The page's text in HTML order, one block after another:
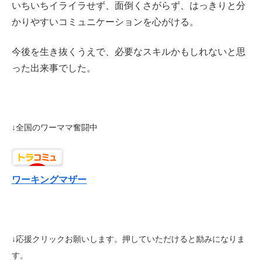
いちいちイライラせず、面倒くさがらず、はっきりと分
かりやすいコミュニケーションを心がける。
今後を生き抜くうえで、必要なスキルかもしれないと思
った出来事でした。
↓全国のワーママ奮闘中
ワーキングマザー
↓応援クリックお願いします。押していただけると励みになりま
す。